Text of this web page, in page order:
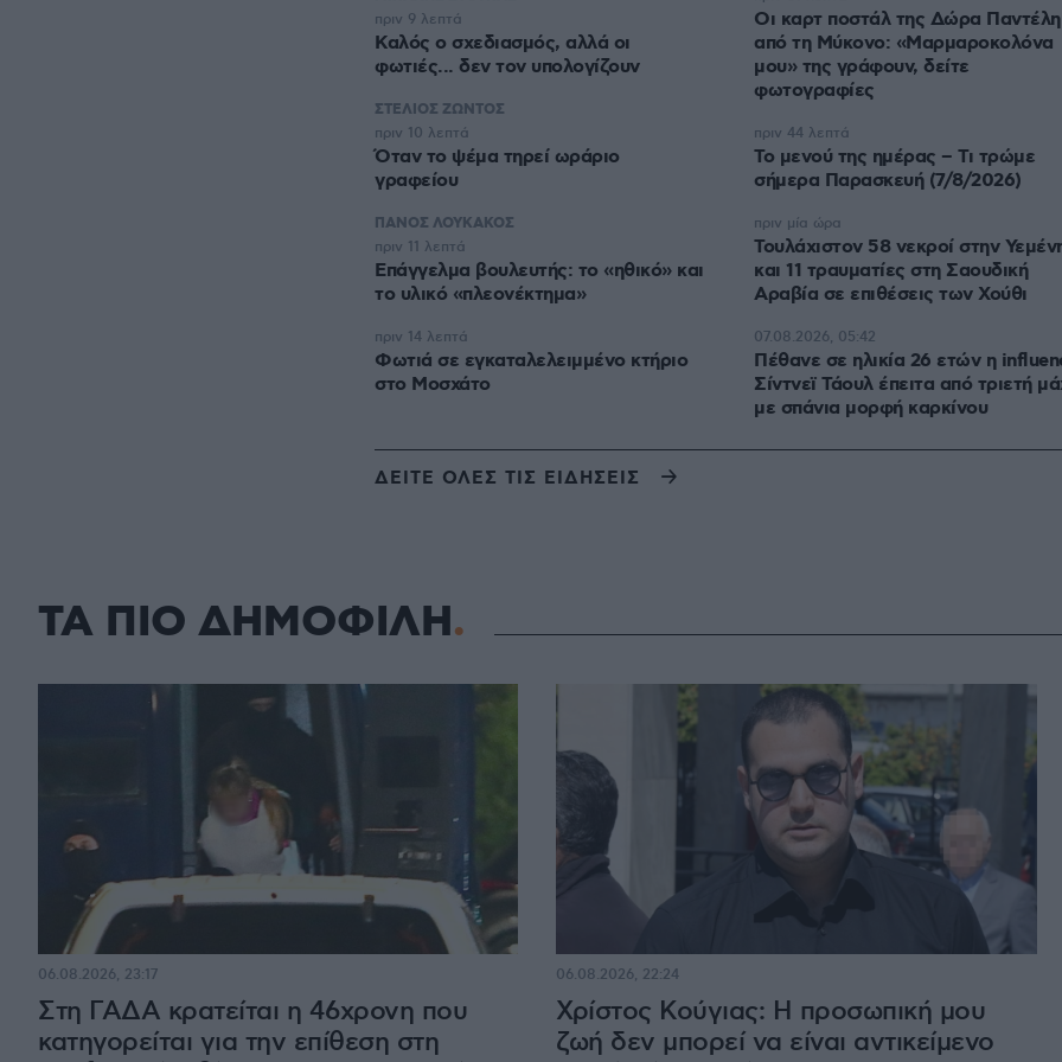
Καλός ο σχεδιασμός, αλλά οι
φωτιές... δεν τον υπολογίζουν
πριν 9 λεπτά
ΣΤΕΛΙΟΣ ΖΩΝΤΟΣ
Όταν το ψέμα τηρεί ωράριο
γραφείου
πριν 10 λεπτά
ΠΑΝΟΣ ΛΟΥΚΑΚΟΣ
Επάγγελμα βουλευτής: το «ηθικό» και
το υλικό «πλεονέκτημα»
πριν 11 λεπτά
Φωτιά σε εγκαταλελειμμένο κτήριο
στο Μοσχάτο
πριν 14 λεπτά
Οι καρτ ποστάλ της Δώρα Παντέλη
από τη Μύκονο: «Μαρμαροκολόνα
μου» της γράφουν, δείτε
φωτογραφίες
Το μενού της ημέρας – Τι τρώμε
σήμερα Παρασκευή (7/8/2026)
πριν 44 λεπτά
Τουλάχιστον 58 νεκροί στην
και 11 τραυματίες στη Σαουδική
Αραβία σε επιθέσεις των Χούθι
πριν μία ώρα
Πέθανε σε ηλικία 26 ετών η
Σίντνεϊ Τάουλ έπειτα από τριετή
με σπάνια μορφή καρκίνου
07.08.2026, 05:42
ΔΕΙΤΕ ΟΛΕΣ ΤΙΣ ΕΙΔΗΣΕΙΣ
ΤΑ ΠΙΟ ΔΗΜΟΦΙΛΗ
Στη ΓΑΔΑ κρατείται η 46χρονη που
κατηγορείται για την επίθεση στη
06.08.2026, 23:17
Χρίστος Κούγιας: Η προσωπική μου
ζωή δεν μπορεί να είναι αντικείμενο
06.08.2026, 22:24